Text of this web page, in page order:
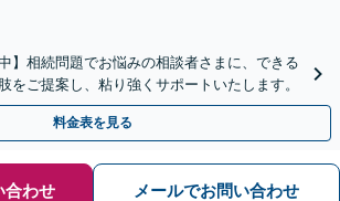
】相続問題でお悩みの相談者さまに、できる
をご提案し、粘り強くサポートいたします。
料金表を見る
合わせ メールでお問い合わせ